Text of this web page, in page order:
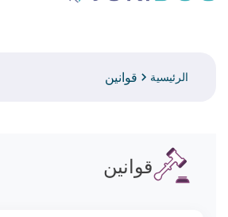
الرئيسية قوانين
قوانين